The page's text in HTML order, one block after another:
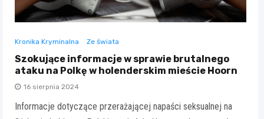
Kronika Kryminalna Ze świata
Szokujące informacje w sprawie brutalnego
ataku na Polkę w holenderskim mieście Hoorn
16 sierpnia 2024
Informacje dotyczące przerażającej napaści seksualnej na